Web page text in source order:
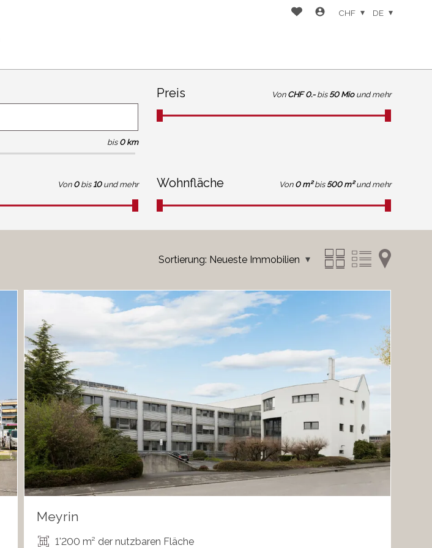
CHF DE
bis 0 km
Preis Von CHF 0.- bis 50 Mio und mehr
Von 0 bis 10 und mehr Wohnfläche Von 0 m² bis 500 m² und mehr
Sortierung: Neueste Immobilien
Meyrin
1'200 m² der nutzbaren Fläche